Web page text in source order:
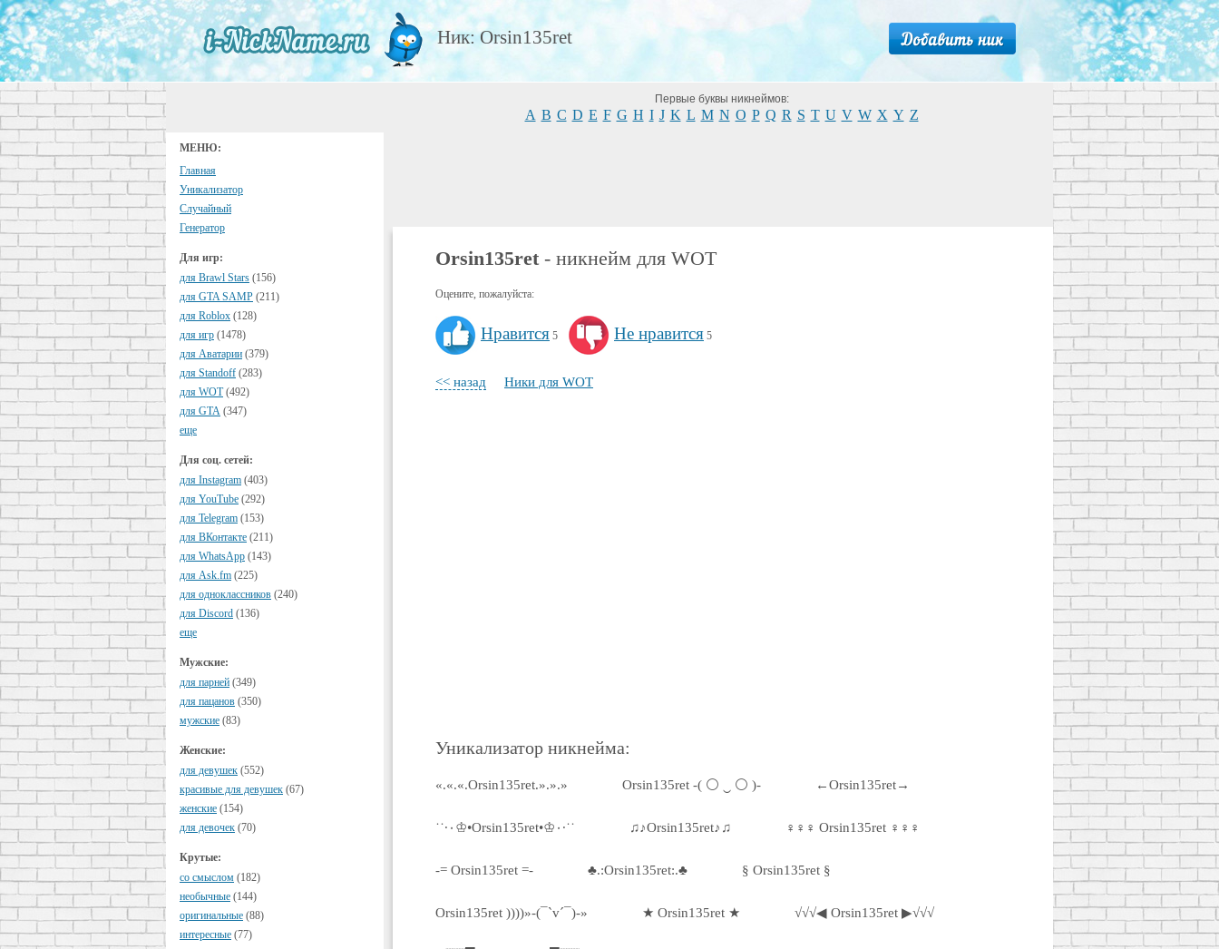
Ник: Orsin135ret
МЕНЮ:
Главная
Уникализатор
Случайный
Генератор
Для игр:
для Brawl Stars (156)
для GTA SAMP (211)
для Roblox (128)
для игр (1478)
для Аватарии (379)
для Standoff (283)
для WOT (492)
для GTA (347)
еще
Для соц. сетей:
для Instagram (403)
для YouTube (292)
для Telegram (153)
для ВКонтакте (211)
для WhatsApp (143)
для Ask.fm (225)
для одноклассников (240)
для Discord (136)
еще
Мужские:
для парней (349)
для пацанов (350)
мужские (83)
Женские:
для девушек (552)
красивые для девушек (67)
женские (154)
для девочек (70)
Крутые:
cо смыслом (182)
необычные (144)
оригинальные (88)
интересные (77)
Первые буквы никнеймов:
A B C D E F G H I J K L M N O P Q R S T U V W X Y Z
Orsin135ret - никнейм для WOT
Оцените, пожалуйста:
Нравится 5 Не нравится 5
<< назад Ники для WOT
Уникализатор никнейма:
«.«.«.Orsin135ret.».».» Orsin135ret -( ⚪ ‿ ⚪ )- ←Orsin135ret→
˙˙·٠♔•Orsin135ret•♔٠·˙˙ ♫♪Orsin135ret♪♫ ♀♀♀ Orsin135ret ♀♀♀
-= Orsin135ret =- ♣.:Orsin135ret:.♣ § Orsin135ret §
Orsin135ret ))))»-(¯`v´¯)-» ★ Orsin135ret ★ √√√◀ Orsin135ret ▶√√√